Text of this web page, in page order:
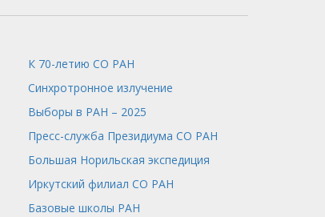
К 70-летию СО РАН
Синхротронное излучение
Выборы в РАН – 2025
Пресс-служба Президиума СО РАН
Большая Норильская экспедиция
Иркутский филиал СО РАН
Базовые школы РАН